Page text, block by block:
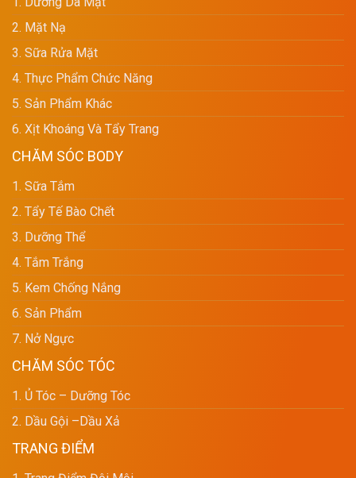
2. Mặt Nạ
3. Sữa Rửa Mặt
4. Thực Phẩm Chức Năng
5. Sản Phẩm Khác
6. Xịt Khoáng Và Tẩy Trang
CHĂM SÓC BODY
1. Sữa Tắm
2. Tẩy Tế Bào Chết
3. Dưỡng Thể
4. Tắm Trắng
5. Kem Chống Nắng
6. Sản Phẩm
7. Nở Ngực
CHĂM SÓC TÓC
1. Ủ Tóc – Dưỡng Tóc
2. Dầu Gội –dầu Xả
TRANG ĐIỂM